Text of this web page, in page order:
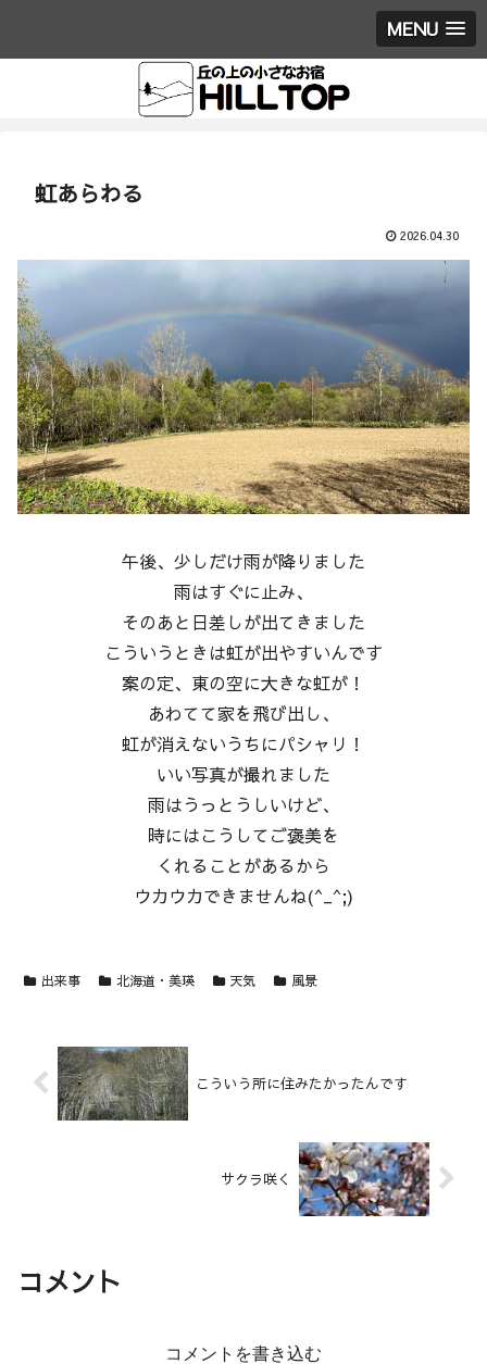
MENU
虹あらわる
2026.04.30
午後、少しだけ雨が降りました
雨はすぐに止み、
そのあと日差しが出てきました
こういうときは虹が出やすいんです
案の定、東の空に大きな虹が！
あわてて家を飛び出し、
虹が消えないうちにパシャリ！
いい写真が撮れました
雨はうっとうしいけど、
時にはこうしてご褒美を
くれることがあるから
ウカウカできませんね(^_^;)
出来事 北海道・美瑛 天気 風景
こういう所に住みたかったんです
サクラ咲く
コメント
コメントを書き込む